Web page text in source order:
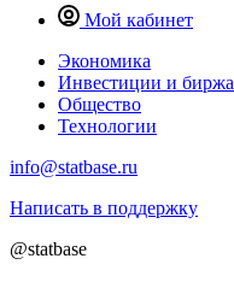
Мой кабинет
Экономика
Инвестиции и биржа
Общество
Технологии
info@statbase.ru
Написать в поддержку
@statbase